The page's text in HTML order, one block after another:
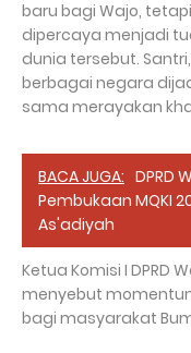
baru bagi Wajo,
dipercaya menjadi
dunia tersebut.
berbagai negara
sama merayakan
BACA JUGA: DPRD
Pembukaan MQKI
As'adiyah
Ketua Komisi I DPRD
menyebut
bagi masyarakat